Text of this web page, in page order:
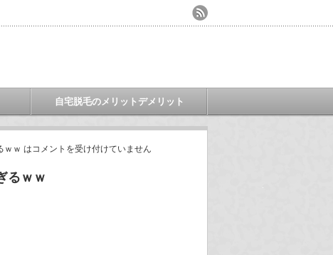
自宅脱毛のメリットデメリット
ｗｗ はコメントを受け付けていません
るｗｗ